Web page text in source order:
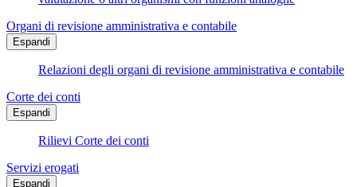
Organi di revisione amministrativa e contabile
Espandi
Relazioni degli organi di revisione amministrativa e contabile
Corte dei conti
Espandi
Rilievi Corte dei conti
Servizi erogati
Espandi